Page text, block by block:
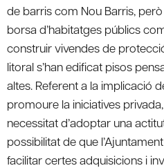
de barris com Nou Barris,
borsa d’habitatges públics
construir vivendes de
litoral s’han edificat pisos
altes. Referent a la implicació
promoure la iniciatives
necessitat d’adoptar una
possibilitat de que
facilitar certes adquisicions i